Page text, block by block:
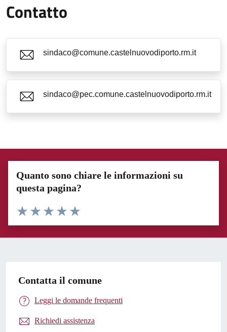
Contatto
sindaco@comune.castelnuovodiporto.rm.it
sindaco@pec.comune.castelnuovodiporto.rm.it
Quanto sono chiare le informazioni su
questa pagina?
Contatta il comune
Leggi le domande frequenti
Richiedi assistenza